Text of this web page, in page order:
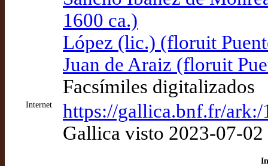
1600 ca.)
López (lic.) (floruit
Juan de Araiz (floruit
Facsímiles digitalizados
Internet
https://gallica.bnf.fr/
Gallica visto 2023-07-02